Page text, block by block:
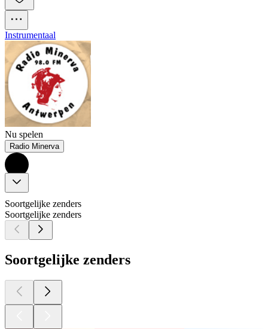
Instrumentaal
Nu spelen
Radio Minerva
Soortgelijke zenders
Soortgelijke zenders
Soortgelijke zenders